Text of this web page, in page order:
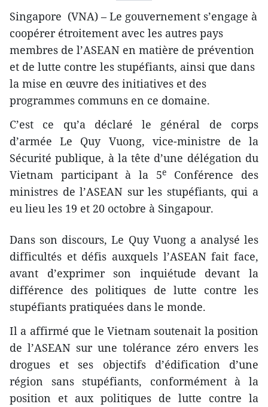
Singapore (VNA) – Le gouvernement s’engage à
coopérer étroitement avec les autres pays
membres de l’ASEAN ​en matière de prévention
et de lutte contre ​les stupéfiants, ainsi que dans
la mise en œuvre des initiatives et des
programmes communs en ce domaine.
C’est ce qu’a déclaré le général de corps
d’armée Le Quy Vuong, vice-ministre de la
Sécurité publique, à la tête d’une délégation du
Vietnam participant à la 5e
Conférence des
ministres de l’ASEAN ​sur les stupéfiants, qui a
eu lieu les 19 et 20 octobre à Singapour.
Dans son discours, Le Quy Vuong a analysé les
difficultés et défis auxquels l’ASEAN ​fait face,
avant d’exprimer son inquiétude devant la
différence des politiques de lutte contre les
stupéfiants pratiquées dans le monde.
Il a affirmé que le Vietnam soutenait la position
de l’ASEAN sur une tolérance zéro ​envers les
drogues et ses objectifs d’édification d’une
région sans stupéfiants, conformément à la
position et aux politiques de lutte contre la